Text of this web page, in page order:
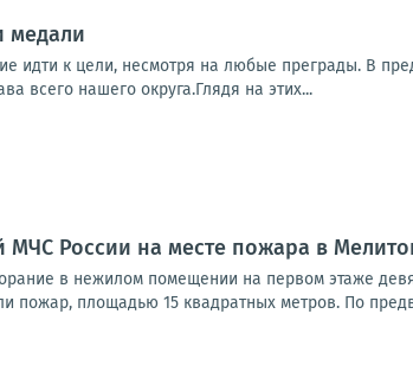
медали
идти к цели, несмотря на любые преграды. В
всего нашего округа.Глядя на этих...
МЧС России на месте пожара в
в нежилом помещении на первом этаже
пожар, площадью 15 квадратных метров. По